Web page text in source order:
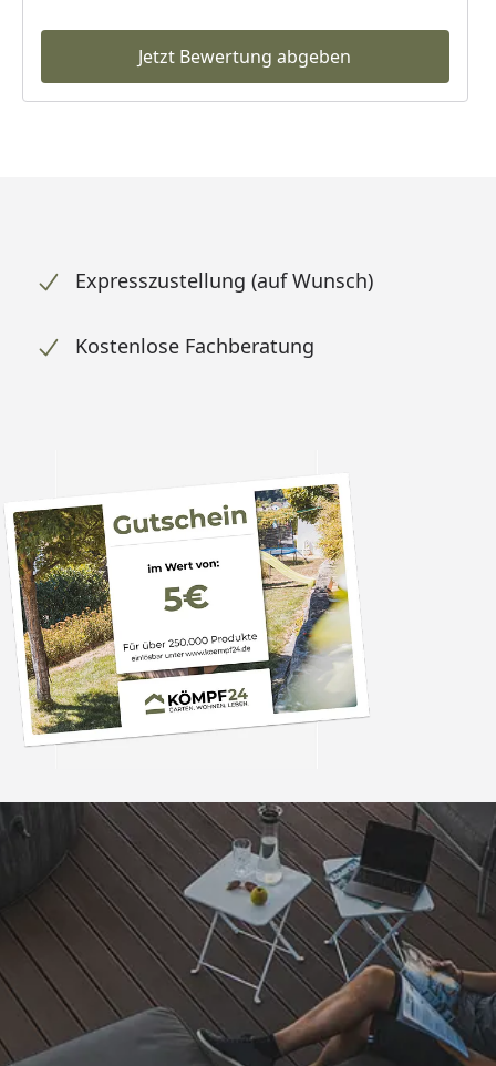
Jetzt Bewertung abgeben
Expresszustellung (auf Wunsch)
Kostenlose Fachberatung
Trusted Shops
4,81/ 5
25.974 Bewertungen
„Hervorragend
Die Ware war
perfekten Zustand.
nächsten Tage
Grüße an die